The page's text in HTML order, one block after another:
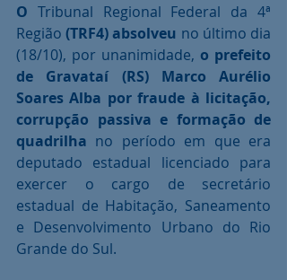
O Tribunal Regional Federal da 4ª
Região (TRF4) absolveu no último dia
(18/10), por unanimidade, o prefeito
de Gravataí (RS) Marco Aurélio
Soares Alba por fraude à licitação,
corrupção passiva e formação de
quadrilha no período em que era
deputado estadual licenciado para
exercer o cargo de secretário
estadual de Habitação, Saneamento
e Desenvolvimento Urbano do Rio
Grande do Sul.